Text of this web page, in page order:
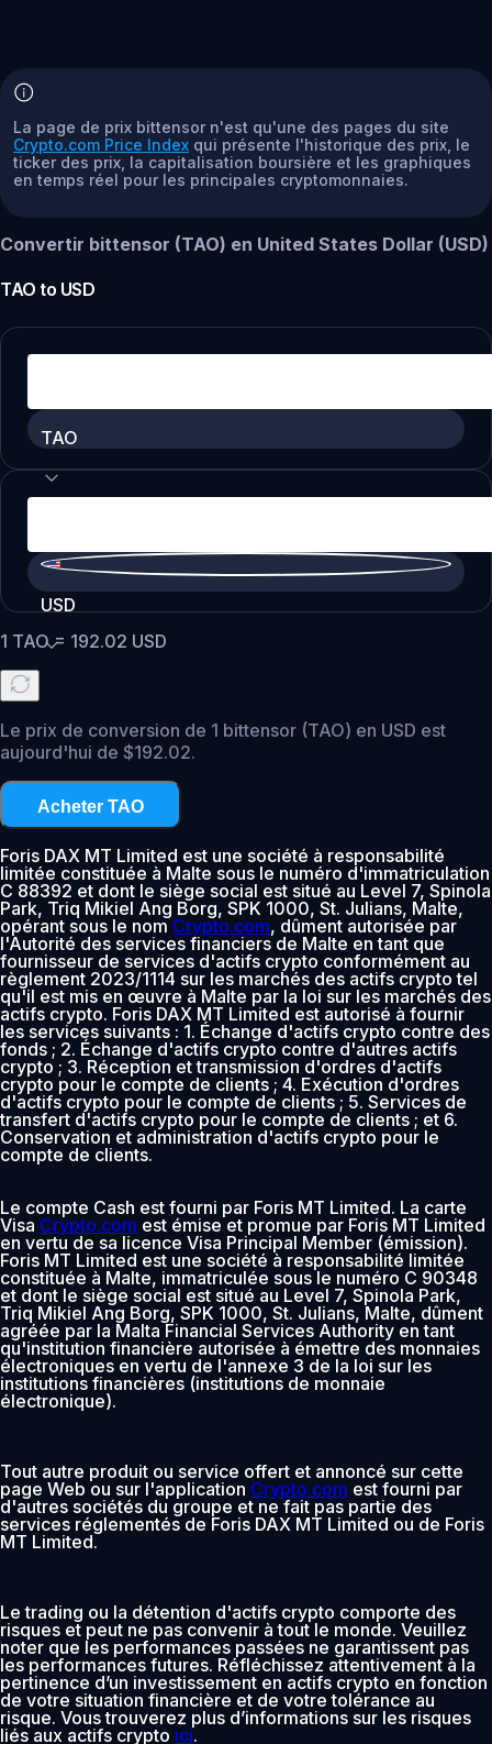
La page de prix bittensor n'est qu'une des pages du site
Crypto.com Price Index qui présente l'historique des prix, le
ticker des prix, la capitalisation boursière et les graphiques
en temps réel pour les principales cryptomonnaies.
Convertir bittensor (TAO) en United States Dollar (USD)
TAO to USD
TAO
USD
1 TAO= 192.02 USD
Le prix de conversion de 1 bittensor (TAO) en USD est
aujourd'hui de $192.02.
Acheter TAO
Foris DAX MT Limited est une société à responsabilité
limitée constituée à Malte sous le numéro d'immatriculation
C 88392 et dont le siège social est situé au Level 7, Spinola
Park, Triq Mikiel Ang Borg, SPK 1000, St. Julians, Malte,
opérant sous le nomCrypto.com, dûment autorisée par
l'Autorité des services financiers de Malte en tant que
fournisseur de services d'actifs crypto conformément au
règlement 2023/1114 sur les marchés des actifs crypto tel
qu'il est mis en œuvre à Malte par la loi sur les marchés des
actifs crypto. Foris DAX MT Limited est autorisé à fournir
les services suivants : 1. Échange d'actifs crypto contre des
fonds ; 2. Échange d'actifs crypto contre d'autres actifs
crypto ; 3. Réception et transmission d'ordres d'actifs
crypto pour le compte de clients ; 4. Exécution d'ordres
d'actifs crypto pour le compte de clients ; 5. Services de
transfert d'actifs crypto pour le compte de clients ; et 6.
Conservation et administration d'actifs crypto pour le
compte de clients.
Le compte Cash est fourni par Foris MT Limited. La carte
Visa Crypto.com est émise et promue par Foris MT Limited
en vertu de sa licence Visa Principal Member (émission).
Foris MT Limited est une société à responsabilité limitée
constituée à Malte, immatriculée sous le numéro C 90348
et dont le siège social est situé au Level 7, Spinola Park,
Triq Mikiel Ang Borg, SPK 1000, St. Julians, Malte, dûment
agréée par la Malta Financial Services Authority en tant
qu'institution financière autorisée à émettre des monnaies
électroniques en vertu de l'annexe 3 de la loi sur les
institutions financières (institutions de monnaie
électronique).
Tout autre produit ou service offert et annoncé sur cette
page Web ou sur l'application Crypto.com est fourni par
d'autres sociétés du groupe et ne fait pas partie des
services réglementés de Foris DAX MT Limited ou de Foris
MT Limited.
Le trading ou la détention d'actifs crypto comporte des
risques et peut ne pas convenir à tout le monde. Veuillez
noter que les performances passées ne garantissent pas
les performances futures. Réfléchissez attentivement à la
pertinence d’un investissement en actifs crypto en fonction
de votre situation financière et de votre tolérance au
risque. Vous trouverez plus d’informations sur les risques
liés aux actifs crypto ici.